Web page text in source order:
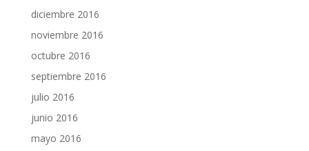
diciembre 2016
noviembre 2016
octubre 2016
septiembre 2016
julio 2016
junio 2016
mayo 2016